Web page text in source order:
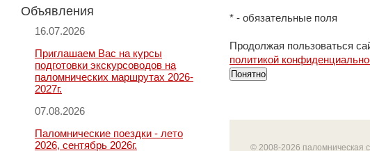
Объявления
16.07.2026
Приглашаем Вас на курсы
подготовки экскурсоводов на
паломнических маршрутах 2026-
2027г.
07.08.2026
Паломнические поездки - лето
2026, сентябрь 2026г.
* - обязательные поля
Продолжая пользоваться
политикой
Понятно
© 2008-2026 паломническая